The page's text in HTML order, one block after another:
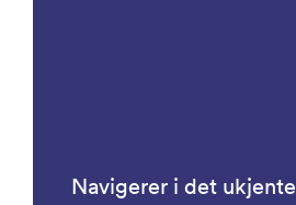
Navigerer i det ukjente